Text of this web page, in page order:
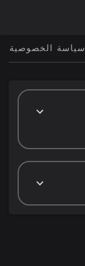
سياسة الخصوصية